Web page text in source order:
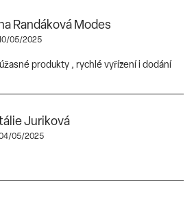
Randáková Modes
05/2025
produkty , rychlé vyřízení i dodání
Juriková
05/2025